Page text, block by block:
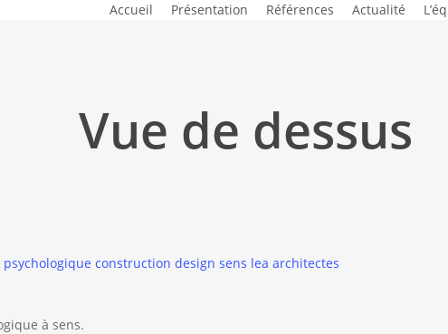
Accueil Présentation Références Actualité
Vue de dessus
à sens.